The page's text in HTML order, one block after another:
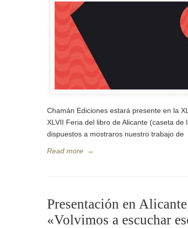
Chamán Ediciones estará presente en la
XLVII Feria del libro de Alicante (caseta
dispuestos a mostraros nuestro trabajo de
Read more →
Presentación en
«Volvimos a escuchar